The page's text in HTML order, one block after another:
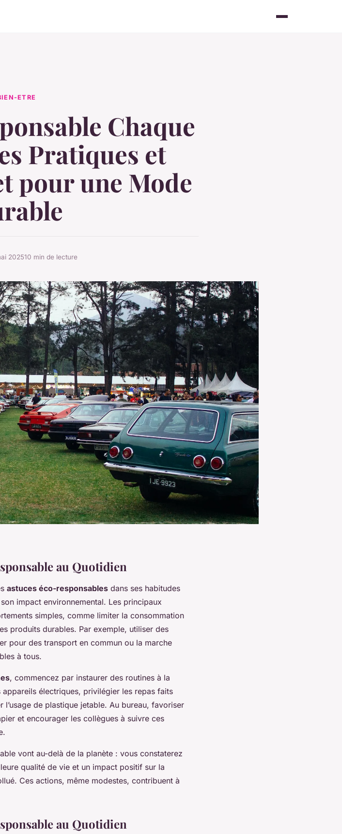
ETRE
Chaque
Pratiques et
pour une Mode
202510 min de lecture
au Quotidien
astuces éco-responsables dans ses habitudes
impact environnemental. Les principaux
simples, comme limiter la consommation
produits durables. Par exemple, utiliser des
pour des transport en commun ou la marche
à tous.
, commencez par instaurer des routines à la
électriques, privilégier les repas faits
de plastique jetable. Au bureau, favoriser
et encourager les collègues à suivre ces
vont au-delà de la planète : vous constaterez
qualité de vie et un impact positif sur la
Ces actions, même modestes, contribuent à
au Quotidien